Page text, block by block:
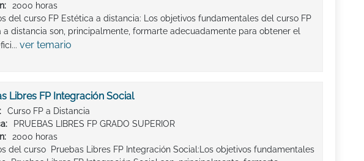
2000 horas
del curso FP Estética a distancia: Los objetivos fundamentales del curso FP
a distancia son, principalmente, formarte adecuadamente para obtener el
ver temario
Libres FP Integración Social
Curso FP a Distancia
PRUEBAS LIBRES FP GRADO SUPERIOR
2000 horas
del curso Pruebas Libres FP Integración Social:Los objetivos fundamentales